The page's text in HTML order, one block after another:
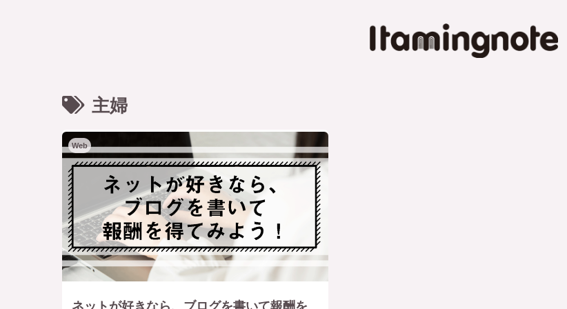
主婦
Web
ネットが好きなら、ブログを書いて報酬を